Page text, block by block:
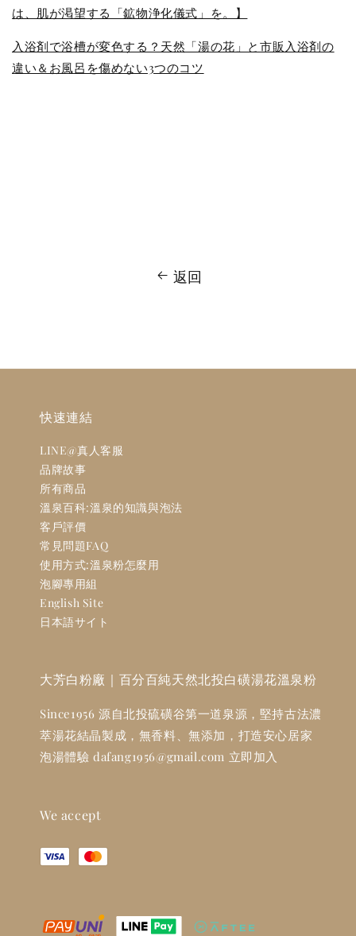
は、肌が渇望する「鉱物浄化儀式」を。】
入浴剤で浴槽が変色する？天然「湯の花」と市販入浴剤の
違い＆お風呂を傷めない3つのコツ
返回
快速連結
LINE@真人客服
品牌故事
所有商品
溫泉百科:溫泉的知識與泡法
客戶評價
常見問題FAQ
使用方式:溫泉粉怎麼用
泡腳專用組
English Site
日本語サイト
大芳白粉廠｜百分百純天然北投白磺湯花溫泉粉
Since1956 源自北投硫磺谷第一道泉源，堅持古法濃
萃湯花結晶製成，無香料、無添加，打造安心居家
泡湯體驗 dafang1956@gmail.com 立即加入
We accept